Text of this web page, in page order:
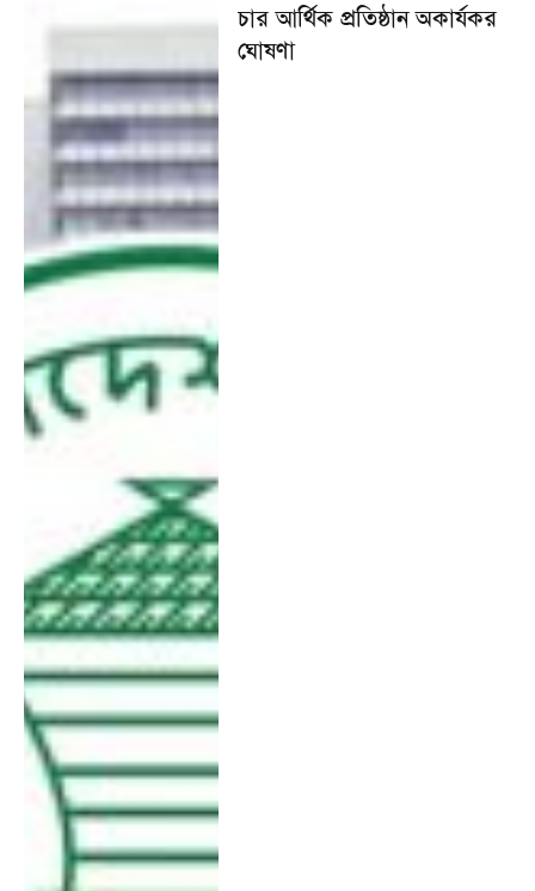
চার আর্থিক প্রতিষ্ঠান অকার্যকর
ঘোষণা